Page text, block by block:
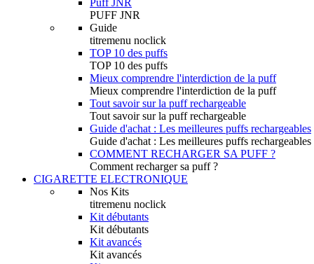
Puff JNR
PUFF JNR
Guide
titremenu noclick
TOP 10 des puffs
TOP 10 des puffs
Mieux comprendre l'interdiction de la puff
Mieux comprendre l'interdiction de la puff
Tout savoir sur la puff rechargeable
Tout savoir sur la puff rechargeable
Guide d'achat : Les meilleures puffs rechargeables
Guide d'achat : Les meilleures puffs rechargeables
COMMENT RECHARGER SA PUFF ?
Comment recharger sa puff ?
CIGARETTE ELECTRONIQUE
Nos Kits
titremenu noclick
Kit débutants
Kit débutants
Kit avancés
Kit avancés